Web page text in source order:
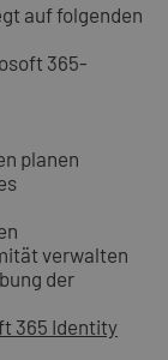
auf folgenden
365-
planen
verwalten
der
365 Identity